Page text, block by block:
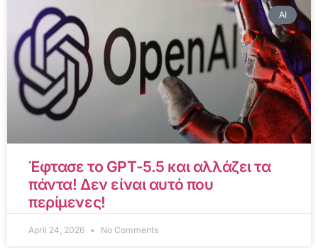
AI
Έφτασε το GPT-5.5 και αλλάζει τα
πάντα! Δεν είναι αυτό που
περίμενες!
April 24, 2026 No Comments